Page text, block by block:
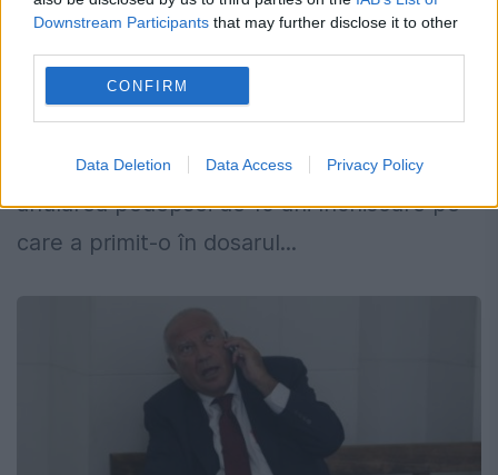
Downstream Participants that may further disclose it to other
CONFIRM
Data Deletion Data Access Privacy Policy
Curtea de Apel Bucureşti judecă astăzi,
într-un complet de divergenţă, contestaţia
depusă de Dan Voiculescu prin care solicită
anularea pedepsei de 10 ani închisoare pe
care a primit-o în dosarul...